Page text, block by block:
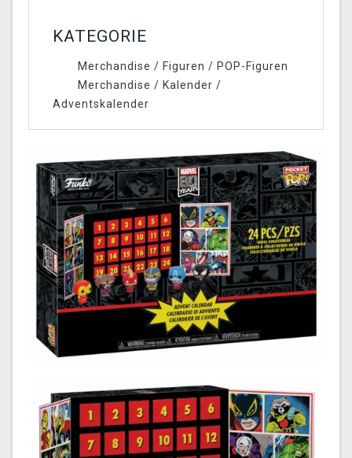
KATEGORIE
Merchandise / Figuren / POP-Figuren
Merchandise / Kalender /
Adventskalender